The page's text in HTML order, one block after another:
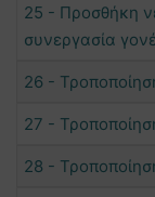
25 - Προσθήκη
συνεργασία
26 -
27 -
28 -